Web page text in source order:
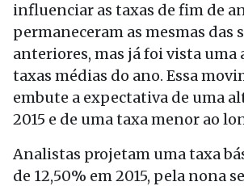
influenciar as taxas de fim de
permaneceram as mesmas das
anteriores, mas já foi vista uma
taxas médias do ano. Essa
embute a expectativa de uma
2015 e de uma taxa menor ao
Analistas projetam uma taxa
de 12,50% em 2015, pela nona